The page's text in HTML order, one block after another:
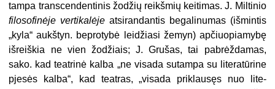
tampa transcendentinis žodžių reikšmių keitimas. J. Miltinio
filosofinėje vertikalėje atsirandantis begalinumas (išmintis
„kyla“ aukš­tyn. beprotybė leidžiasi žemyn) apčiuopiamybę
išreiškia ne vien žodžiais; J. Grušas, tai pabrėždamas,
sako. kad teatrinė kalba „ne visada sutampa su literatūrine
pjesės kalba“, kad teatras, „visada priklausęs nuo lite­